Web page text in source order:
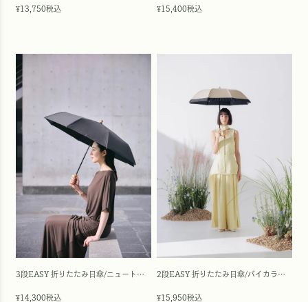
¥13,750税込 ¥15,400税込
3段EASY 折りたたみ日傘/ニュートラル(55cm)
¥14,300税込
2段EASY 折りたたみ日傘/バイカラー(50cm)
¥15,950税込